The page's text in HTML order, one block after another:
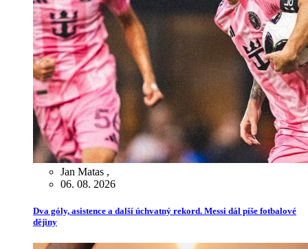
Jan Matas ,
06. 08. 2026
Dva góly, asistence a další úchvatný rekord. Messi dál píše fotbalové
dějiny